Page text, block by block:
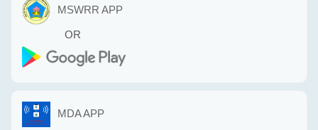
MSWRR APP
OR
MDA APP